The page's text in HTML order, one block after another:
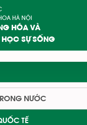
HÀ NỘI
HÓA VÀ
HỌC SỰ SỐNG
NƯỚC
TẾ